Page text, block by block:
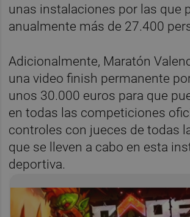
unas instalaciones por las que
anualmente más de 27.400
Adicionalmente, Maratón
una video finish permanente
unos 30.000 euros para que
en todas las competiciones
controles con jueces de todas
que se lleven a cabo en esta
deportiva.